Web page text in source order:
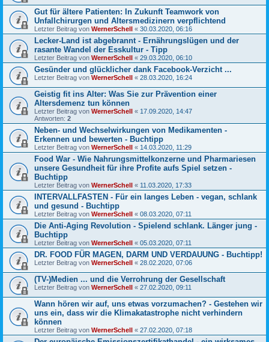
Gut für ältere Patienten: In Zukunft Teamwork von
Unfallchirurgen und Altersmedizinern verpflichtend
Letzter Beitrag von WernerSchell « 30.03.2020, 06:16
Lecker-Land ist abgebrannt - Ernährungslügen und der
rasante Wandel der Esskultur - Tipp
Letzter Beitrag von WernerSchell « 29.03.2020, 06:10
Gesünder und glücklicher dank Facebook-Verzicht ...
Letzter Beitrag von WernerSchell « 28.03.2020, 16:24
Geistig fit ins Alter: Was Sie zur Prävention einer
Altersdemenz tun können
Letzter Beitrag von WernerSchell « 17.09.2020, 14:47
Antworten: 2
Neben- und Wechselwirkungen von Medikamenten -
Erkennen und bewerten - Buchtipp
Letzter Beitrag von WernerSchell « 14.03.2020, 11:29
Food War - Wie Nahrungsmittelkonzerne und Pharmariesen
unsere Gesundheit für ihre Profite aufs Spiel setzen -
Buchtipp
Letzter Beitrag von WernerSchell « 11.03.2020, 17:33
INTERVALLFASTEN - Für ein langes Leben - vegan, schlank
und gesund - Buchtipp
Letzter Beitrag von WernerSchell « 08.03.2020, 07:11
Die Anti-Aging Revolution - Spielend schlank. Länger jung -
Buchtipp
Letzter Beitrag von WernerSchell « 05.03.2020, 07:11
DR. FOOD FÜR MAGEN, DARM UND VERDAUUNG - Buchtipp!
Letzter Beitrag von WernerSchell « 28.02.2020, 07:06
(TV-)Medien ... und die Verrohrung der Gesellschaft
Letzter Beitrag von WernerSchell « 27.02.2020, 09:11
Wann hören wir auf, uns etwas vorzumachen? - Gestehen wir
uns ein, dass wir die Klimakatastrophe nicht verhindern
können
Letzter Beitrag von WernerSchell « 27.02.2020, 07:18